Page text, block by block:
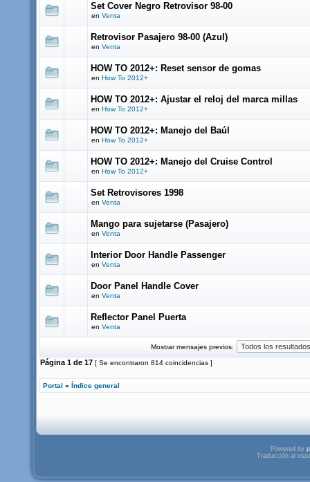
Set Cover Negro Retrovisor 98-00
en Venta
Retrovisor Pasajero 98-00 (Azul)
en Venta
HOW TO 2012+: Reset sensor de gomas
en How To 2012+
HOW TO 2012+: Ajustar el reloj del marca millas
en How To 2012+
HOW TO 2012+: Manejo del Baúl
en How To 2012+
HOW TO 2012+: Manejo del Cruise Control
en How To 2012+
Set Retrovisores 1998
en Venta
Mango para sujetarse (Pasajero)
en Venta
Interior Door Handle Passenger
en Venta
Door Panel Handle Cover
en Venta
Reflector Panel Puerta
en Venta
Mostrar mensajes previos:
Página 1 de 17 [ Se encontraron 814 coincidencias ]
Portal » Índice general
Powered by
Traducción al